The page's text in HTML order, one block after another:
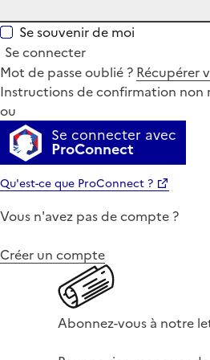
Se souvenir de moi
Se connecter
Mot de passe oublié ? Récupérer
Instructions de confirmation non
ou
Se connecter avec
ProConnect
Qu'est-ce que ProConnect ?
Vous n'avez pas de compte ?
Créer un compte
Abonnez-vous à notre